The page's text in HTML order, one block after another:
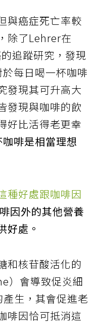
與癌症死亡率較
除了Lehrer在
追蹤研究，發現
每日喝一杯咖啡
發現其可升高大
發現與咖啡的飲
好比活得老更幸
啡是相當理想
種好處跟咖啡因
因外的其他營養
好處。
和核苷酸活化的
）會導致促炎細
生，其會促進老
啡因恰可抵消這